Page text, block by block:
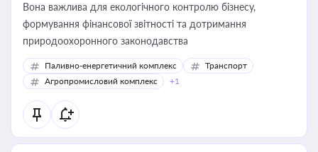
Вона важлива для екологічного контролю бізнесу,
формування фінансової звітності та дотримання
природоохоронного законодавства
Паливно-енергетичний комплекс
Транспорт
Агропромисловий комплекс
+1